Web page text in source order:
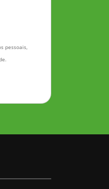
pessoais,